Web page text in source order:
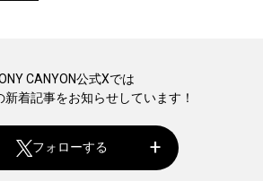
CANYON公式Xでは
新着記事をお知らせしています！
フォローする